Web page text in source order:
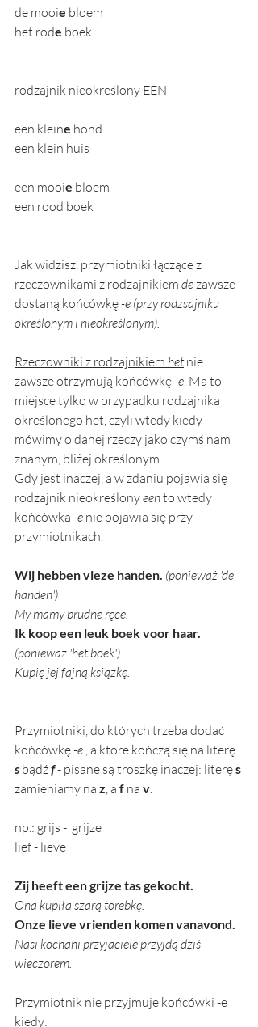
de mooie bloem
het rode boek
rodzajnik nieokreślony EEN
een kleine hond
een klein huis
een mooie bloem
een rood boek
Jak widzisz, przymiotniki łączące z
rzeczownikami z rodzajnikiem de zawsze
dostaną końcówkę -e (przy rodzsajniku
określonym i nieokreślonym).
Rzeczowniki z rodzajnikiem het nie
zawsze otrzymują końcówkę -e. Ma to
miejsce tylko w przypadku rodzajnika
określonego het, czyli wtedy kiedy
mówimy o danej rzeczy jako czymś nam
znanym, bliżej określonym.
Gdy jest inaczej, a w zdaniu pojawia się
rodzajnik nieokreślony een to wtedy
końcówka -e nie pojawia się przy
przymiotnikach.
Wij hebben vieze handen. (ponieważ 'de
handen')
My mamy brudne ręce.
Ik koop een leuk boek voor haar.
(ponieważ 'het boek')
Kupię jej fajną książkę.
Przymiotniki, do których trzeba dodać
końcówkę -e , a które kończą się na literę
s bądź f - pisane są troszkę inaczej: literę s
zamieniamy na z, a f na v.
np.: grijs -  grijze
lief - lieve
Zij heeft een grijze tas gekocht.
Ona kupiła szarą torebkę.
Onze lieve vrienden komen vanavond.
Nasi kochani przyjaciele przyjdą dziś
wieczorem.
Przymiotnik nie przyjmuje końcówki -e
kiedy: